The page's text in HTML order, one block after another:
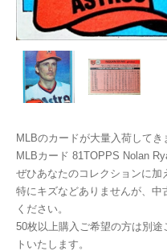
MLBのカードが大量入荷してき
MLBカード 81TOPPS Nolan
ぜひあなたのコレクションに加
特にキズなどありませんが、
ください。
50枚以上購入ご希望の方は別
トいたします。